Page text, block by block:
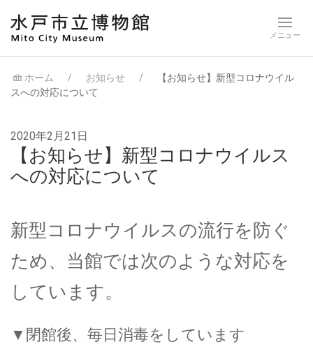
ホーム お知らせ
【お知らせ】新型コロナウイル
スへの対応について
2020年2月21日
【お知らせ】新型コロナウイルス
への対応について
新型コロナウイルスの流行を防ぐ
ため、当館では次のような対応を
しています。
▼閉館後、毎日消毒をしています